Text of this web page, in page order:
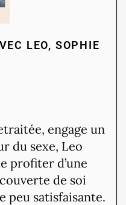
LEO, SOPHIE
engage un
du sexe, Leo
profiter d’une
de soi
peu satisfaisante.